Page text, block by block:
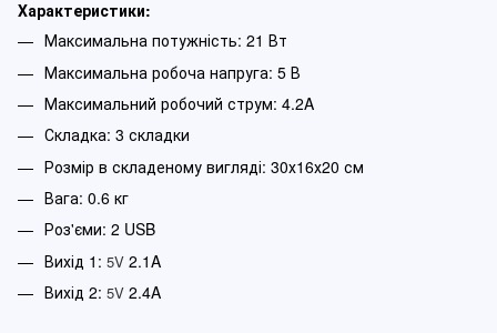
Характеристики:
Максимальна потужність: 21 Вт
Максимальна робоча напруга: 5 В
Максимальний робочий струм: 4.2A
Складка: 3 складки
Розмір в складеному вигляді: 30х16х20 см
Вага: 0.6 кг
Роз'єми: 2 USB
Вихід 1: 5V 2.1A
Вихід 2: 5V 2.4A